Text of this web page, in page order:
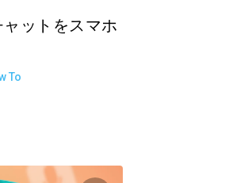
ットをスマホ
To